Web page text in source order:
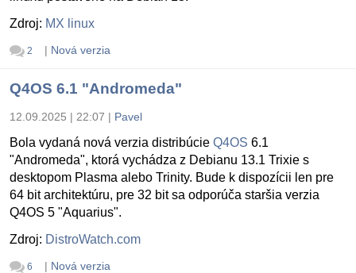
Zdroj: MX linux
2 | Nová verzia
Q4OS 6.1 "Andromeda"
12.09.2025 | 22:07 | Pavel
Bola vydaná nová verzia distribúcie Q4OS 6.1
"Andromeda", ktorá vychádza z Debianu 13.1 Trixie s
desktopom Plasma alebo Trinity. Bude k dispozícii len pre
64 bit architektúru, pre 32 bit sa odporúča staršia verzia
Q4OS 5 "Aquarius".
Zdroj: DistroWatch.com
6 | Nová verzia